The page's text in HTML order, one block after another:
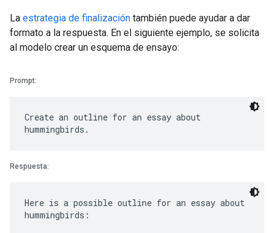
La estrategia de finalización también puede ayudar a dar
formato a la respuesta. En el siguiente ejemplo, se solicita
al modelo crear un esquema de ensayo:
Prompt:
Create an outline for an essay about
Respuesta:
Here is a possible outline for an essay about
hummingbirds: